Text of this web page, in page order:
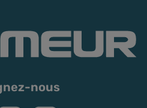
reste frais et savoureux.
sec et à l’abri de la
de 18°C).
nous